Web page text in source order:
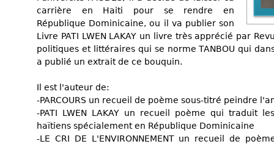
carrière en Haiti pour se rendre en
République Dominicaine, ou il va publier son
Livre PATI LWEN LAKAY un livre très apprécié par
politiques et littéraires qui se norme TANBOU qui
a publié un extrait de ce bouquin.
Il est l'auteur de:
-PARCOURS un recueil de poème sous-titré peindre
-PATI LWEN LAKAY un recueil poème qui traduit
haïtiens spécialement en République Dominicaine
-LE CRI DE L'ENVIRONNEMENT un recueil de